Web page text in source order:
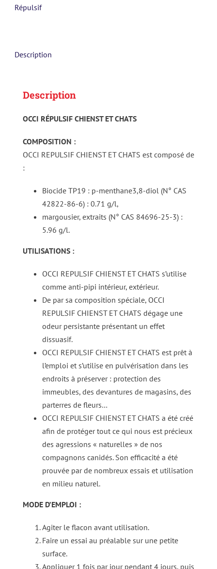
Répulsif
Description
Description
OCCI RÉPULSIF CHIENST ET CHATS
COMPOSITION :
OCCI REPULSIF CHIENST ET CHATS est composé de
:
Biocide TP19 : p-menthane3,8-diol (N° CAS
42822-86-6) : 0.71 g/l,
margousier, extraits (N° CAS 84696-25-3) :
5.96 g/l.
UTILISATIONS :
OCCI REPULSIF CHIENST ET CHATS s’utilise
comme anti-pipi intérieur, extérieur.
De par sa composition spéciale, OCCI
REPULSIF CHIENST ET CHATS dégage une
odeur persistante présentant un effet
dissuasif.
OCCI REPULSIF CHIENST ET CHATS est prêt à
l’emploi et s’utilise en pulvérisation dans les
endroits à préserver : protection des
immeubles, des devantures de magasins, des
parterres de fleurs…
OCCI REPULSIF CHIENST ET CHATS a été créé
afin de protéger tout ce qui nous est précieux
des agressions « naturelles » de nos
compagnons canidés. Son efficacité a été
prouvée par de nombreux essais et utilisation
en milieu naturel.
MODE D’EMPLOI :
Agiter le flacon avant utilisation.
Faire un essai au préalable sur une petite
surface.
Appliquer 1 fois par jour pendant 4 jours, puis